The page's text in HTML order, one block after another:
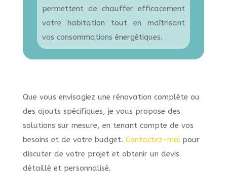
permettent de chauffer efficacement
votre habitation tout en maîtrisant
vos consommations énergétiques.
Que vous envisagiez une rénovation complète ou
des ajouts spécifiques, je vous propose des
solutions sur mesure, en tenant compte de vos
besoins et de votre budget. Contactez-moi pour
discuter de votre projet et obtenir un devis
détaillé et personnalisé.